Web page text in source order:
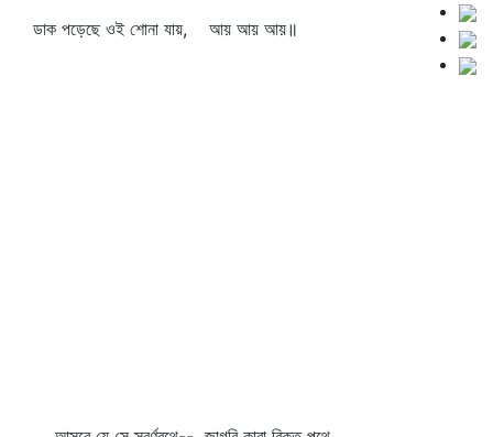
ডাক পড়েছে ওই শোনা যায়, আয় আয় আয়॥